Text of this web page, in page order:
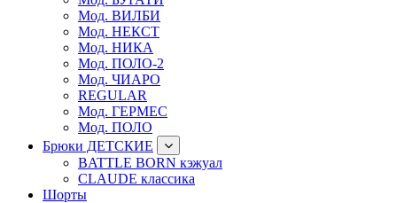
Мод. ВИЛБИ
Мод. НЕКСТ
Мод. НИКА
Мод. ПОЛО-2
Мод. ЧИАРО
REGULAR
Мод. ГЕРМЕС
Мод. ПОЛО
Брюки ДЕТСКИЕ
BATTLE BORN кэжуал
CLAUDE классика
Шорты